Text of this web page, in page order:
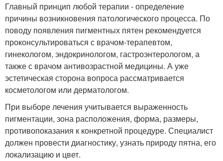
Главный принцип любой терапии - определение
причины возникновения патологического процесса. По
поводу появления пигментных пятен рекомендуется
проконсультироваться с врачом-терапевтом,
гинекологом, эндокринологом, гастроэнтерологом, а
также с врачом антивозрастной медицины. А уже
эстетическая сторона вопроса рассматривается
косметологом или дерматологом.
При выборе лечения учитывается выраженность
пигментации, зона расположения, форма, размеры,
противопоказания к конкретной процедуре. Специалист
должен провести диагностику, узнать природу пятна, его
локализацию и цвет.